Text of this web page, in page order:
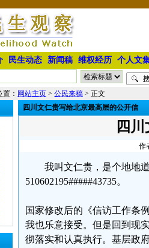
民生动态 新闻稿 维权经历 个人文
： 网站主页 > 公民来稿 > 正文
四川文仁贵写给北京最高层的公开信
四
作
我叫文仁贵，是个地地
510602195#####43735。
国家修改后的《信访工作条
我也乐意接受。但是回到现
彻落实和认真执行。基层政